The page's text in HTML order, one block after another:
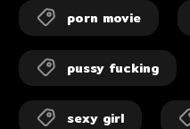
porn movie
pussy fucking
sexy girl